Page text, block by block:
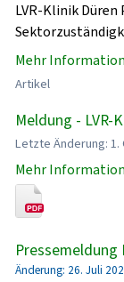
LVR-Klinik
Mehr
Artikel
Meldung - LVR-
Letzte Änderung: 1.
Mehr
Pressemeldung
Änderung: 26. Juli